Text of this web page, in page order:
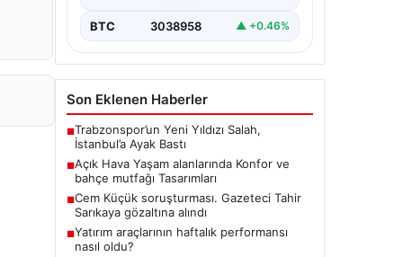
BTC 3038958 ▲ +0.46%
Son Eklenen Haberler
■Trabzonspor’un Yeni Yıldızı Salah,
İstanbul’a Ayak Bastı
■Açık Hava Yaşam alanlarında Konfor ve
bahçe mutfağı Tasarımları
■Cem Küçük soruşturması. Gazeteci Tahir
Sarıkaya gözaltına alındı
■Yatırım araçlarının haftalık performansı
nasıl oldu?